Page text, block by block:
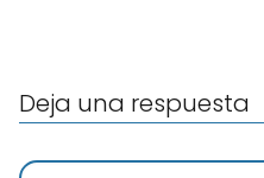
Deja una respuesta